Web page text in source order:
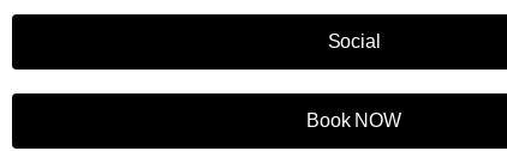
Social
Book NOW